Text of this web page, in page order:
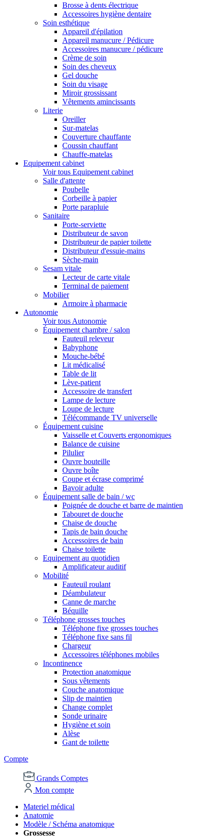
Brosse à dents électrique
Accessoires hygiène dentaire
Soin esthétique
Appareil d'épilation
Appareil manucure / Pédicure
Accessoires manucure / pédicure
Crème de soin
Soin des cheveux
Gel douche
Soin du visage
Miroir grossissant
Vêtements amincissants
Literie
Oreiller
Sur-matelas
Couverture chauffante
Coussin chauffant
Chauffe-matelas
Equipement cabinet
Voir tous Equipement cabinet
Salle d'attente
Poubelle
Corbeille à papier
Porte parapluie
Sanitaire
Porte-serviette
Distributeur de savon
Distributeur de papier toilette
Distributeur d'essuie-mains
Sèche-main
Sesam vitale
Lecteur de carte vitale
Terminal de paiement
Mobilier
Armoire à pharmacie
Autonomie
Voir tous Autonomie
Équipement chambre / salon
Fauteuil releveur
Babyphone
Mouche-bébé
Lit médicalisé
Table de lit
Lève-patient
Accessoire de transfert
Lampe de lecture
Loupe de lecture
Télécommande TV universelle
Équipement cuisine
Vaisselle et Couverts ergonomiques
Balance de cuisine
Pilulier
Ouvre bouteille
Ouvre boîte
Coupe et écrase comprimé
Bavoir adulte
Équipement salle de bain / wc
Poignée de douche et barre de maintien
Tabouret de douche
Chaise de douche
Tapis de bain douche
Accessoires de bain
Chaise toilette
Equipement au quotidien
Amplificateur auditif
Mobilité
Fauteuil roulant
Déambulateur
Canne de marche
Béquille
Téléphone grosses touches
Téléphone fixe grosses touches
Téléphone fixe sans fil
Chargeur
Accessoires téléphones mobiles
Incontinence
Protection anatomique
Sous vêtements
Couche anatomique
Slip de maintien
Change complet
Sonde urinaire
Hygiène et soin
Alèse
Gant de toilette
Compte
Grands Comptes
Mon compte
Materiel médical
Anatomie
Modèle / Schéma anatomique
Grossesse